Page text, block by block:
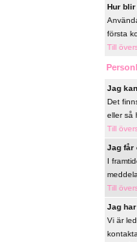
Hur blir
första
Till
Jag
Det
eller så
Till
Jag får
I
Till
Jag
Vi är